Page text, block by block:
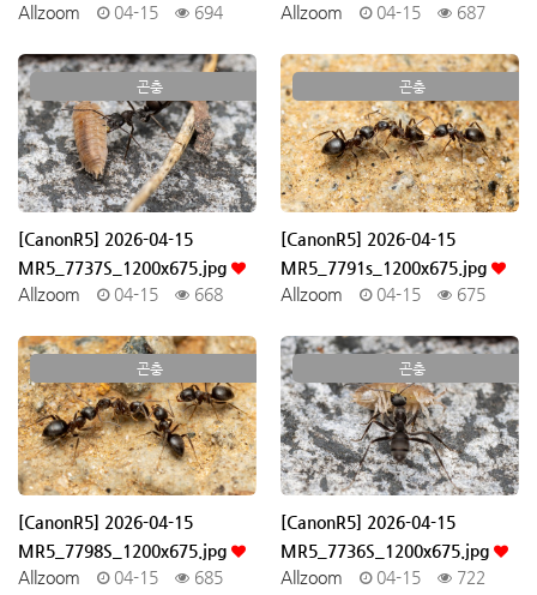
Allzoom
04-15 694
Allzoom
04-15 687
곤충
[CanonR5] 2026-04-15
MR5_7737S_1200x675.jpg
Allzoom
04-15 668
곤충
[CanonR5] 2026-04-15
MR5_7791s_1200x675.jpg
Allzoom
04-15 675
곤충
[CanonR5] 2026-04-15
MR5_7798S_1200x675.jpg
Allzoom
04-15 685
곤충
[CanonR5] 2026-04-15
MR5_7736S_1200x675.jpg
Allzoom
04-15 722